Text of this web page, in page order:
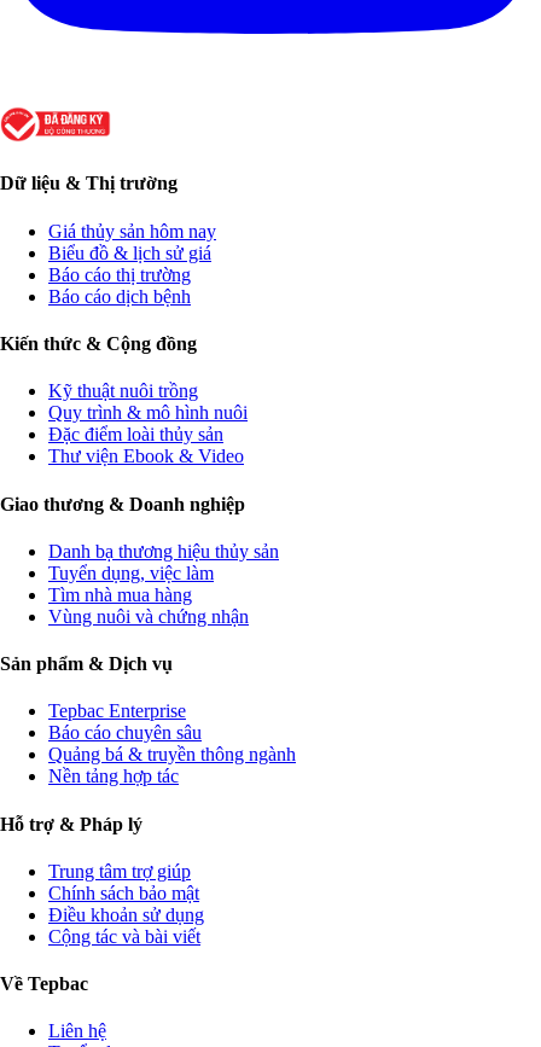
Dữ liệu & Thị trường
Giá thủy sản hôm nay
Biểu đồ & lịch sử giá
Báo cáo thị trường
Báo cáo dịch bệnh
Kiến thức & Cộng đồng
Kỹ thuật nuôi trồng
Quy trình & mô hình nuôi
Đặc điểm loài thủy sản
Thư viện Ebook & Video
Giao thương & Doanh nghiệp
Danh bạ thương hiệu thủy sản
Tuyển dụng, việc làm
Tìm nhà mua hàng
Vùng nuôi và chứng nhận
Sản phẩm & Dịch vụ
Tepbac Enterprise
Báo cáo chuyên sâu
Quảng bá & truyền thông ngành
Nền tảng hợp tác
Hỗ trợ & Pháp lý
Trung tâm trợ giúp
Chính sách bảo mật
Điều khoản sử dụng
Cộng tác và bài viết
Về Tepbac
Liên hệ